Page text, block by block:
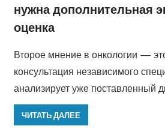
нужна дополнительная
оценка
Второе мнение в онкологии —
консультация независимого
анализирует уже поставленный
ЧИТАТЬ ДАЛЕЕ